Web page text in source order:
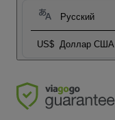
Русский
US$ Доллар США